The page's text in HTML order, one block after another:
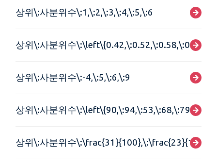
상위\:사분위수\:1,\:2,\:3,\:4,\:5,\:6
상위\:사분위수
상위\:사분위수\:-4,\:5,\:6,\:9
상위\:사분위수
상위\:사분위수